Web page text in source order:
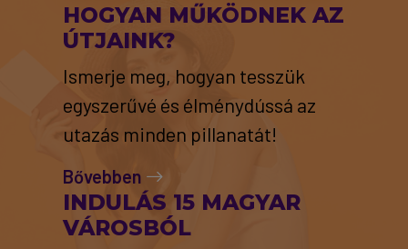
HOGYAN MŰKÖDNEK AZ
ÚTJAINK?
Ismerje meg, hogyan tesszük
egyszerűvé és élménydússá az
utazás minden pillanatát!
Bővebben
INDULÁS 15 MAGYAR
VÁROSBÓL